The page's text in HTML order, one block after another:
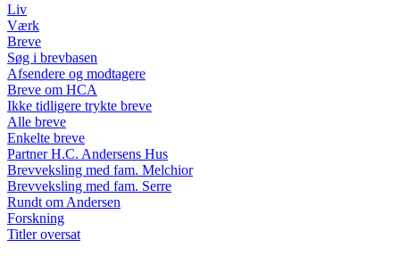
Liv
Værk
Breve
Søg i brevbasen
Afsendere og modtagere
Breve om HCA
Ikke tidligere trykte breve
Alle breve
Enkelte breve
Partner H.C. Andersens Hus
Brevveksling med fam. Melchior
Brevveksling med fam. Serre
Rundt om Andersen
Forskning
Titler oversat